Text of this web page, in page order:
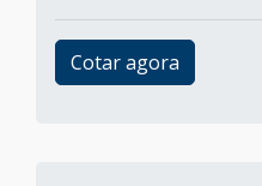
Cotar agora